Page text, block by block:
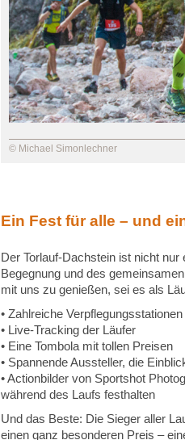
© Michael Simonlechner
Ein Fest für alle – und
Der Torlauf-Dachstein ist nicht
Begegnung und des
mit uns zu genießen, sei es als
• Zahlreiche
• Live-Tracking der Läufer
• Eine Tombola mit tollen Preisen
• Spannende Aussteller, die
• Actionbilder von Sportshot
während des Laufs festhalten
Und das Beste: Die Sieger aller
einen ganz besonderen Preis –